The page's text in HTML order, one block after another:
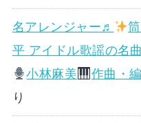
名アレンジャー♬
平 アイドル歌謡の名
小林麻美
作曲・
り